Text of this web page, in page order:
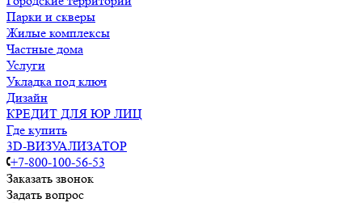
Парки и скверы
Жилые комплексы
Частные дома
Услуги
Укладка под ключ
Дизайн
КРЕДИТ ДЛЯ ЮР ЛИЦ
Где купить
3D-ВИЗУАЛИЗАТОР
+7-800-100-56-53
Заказать звонок
Задать вопрос